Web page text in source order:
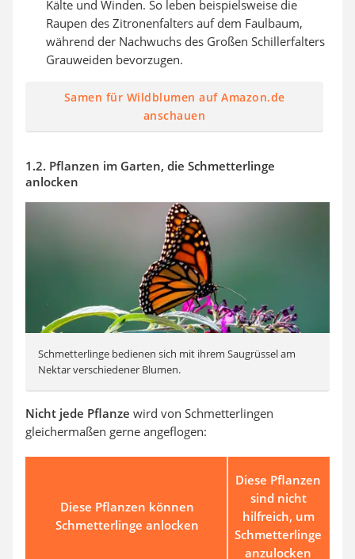
Kälte und Winden. So leben beispielsweise die
Raupen des Zitronenfalters auf dem Faulbaum,
während der Nachwuchs des Großen Schillerfalters
Grauweiden bevorzugen.
Samen für Wildblumen auf Amazon.de
anschauen
1.2. Pflanzen im Garten, die Schmetterlinge
anlocken
Schmetterlinge bedienen sich mit ihrem Saugrüssel am
Nektar verschiedener Blumen.
Nicht jede Pflanze wird von Schmetterlingen
gleichermaßen gerne angeflogen:
Diese Pflanzen können
Schmetterlinge anlocken
Diese Pflanzen
sind nicht
hilfreich, um
Schmetterlinge
anzulocken